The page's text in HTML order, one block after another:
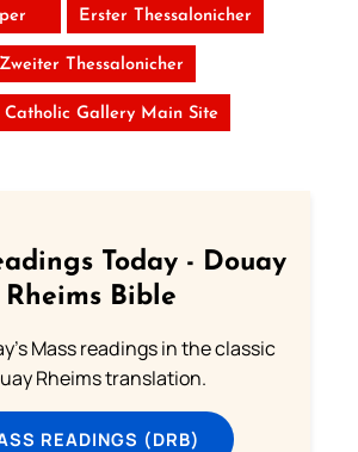
Erster Thessalonicher
Zweiter Thessalonicher
Catholic Gallery Main Site
Today - Douay
Rheims Bible
Mass readings in the classic
Rheims translation.
READINGS (DRB)